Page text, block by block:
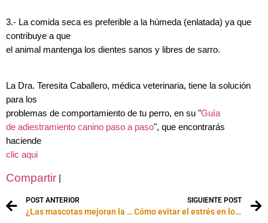
3.- La comida seca es preferible a la húmeda (enlatada) ya que
contribuye a que
el animal mantenga los dientes sanos y libres de sarro.
La Dra. Teresita Caballero, médica veterinaria, tiene la solución
para los
problemas de comportamiento de tu perro, en su "Guía
de adiestramiento canino paso a paso", que encontrarás
haciende
clic aqui
Compartir |
POST ANTERIOR
¿Las mascotas mejoran la salud de los niños?
SIGUIENTE POST
Cómo evitar el estrés en los perros